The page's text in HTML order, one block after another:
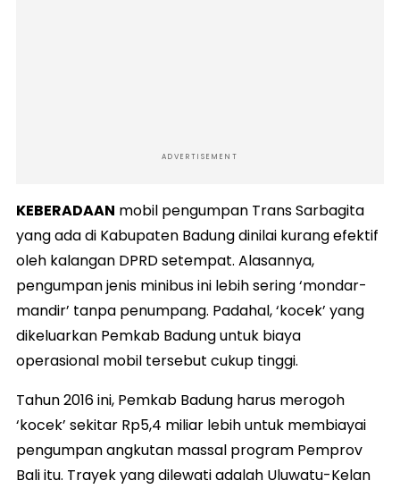
ADVERTISEMENT
KEBERADAAN mobil pengumpan Trans Sarbagita
yang ada di Kabupaten Badung dinilai kurang efektif
oleh kalangan DPRD setempat. Alasannya,
pengumpan jenis minibus ini lebih sering ‘mondar-
mandir’ tanpa penumpang. Padahal, ‘kocek’ yang
dikeluarkan Pemkab Badung untuk biaya
operasional mobil tersebut cukup tinggi.
Tahun 2016 ini, Pemkab Badung harus merogoh
‘kocek’ sekitar Rp5,4 miliar lebih untuk membiayai
pengumpan angkutan massal program Pemprov
Bali itu. Trayek yang dilewati adalah Uluwatu-Kelan